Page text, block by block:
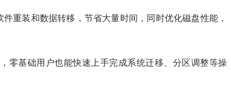
重装和数据转移，节省大量时间，同时优化磁盘性能，
零基础用户也能快速上手完成系统迁移、分区调整等操